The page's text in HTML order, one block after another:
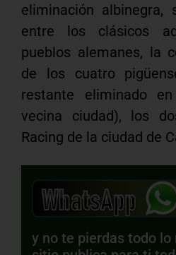
eliminación
entre los clásicos
pueblos alemanes, la
de los cuatro
restante eliminado
vecina ciudad), los
Racing de la ciudad de
y no te pierdas todo lo